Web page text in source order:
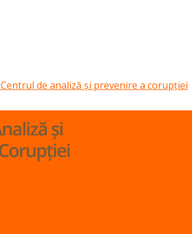
Centrul de analiză și prevenire a corupției